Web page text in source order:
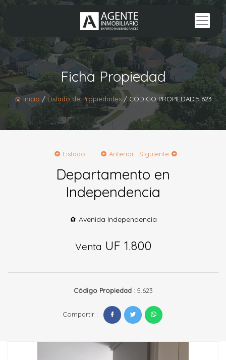
Ficha Propiedad
Inicio / Listado de Propiedades/ CÓDIGO PROPIEDAD:5.623
Listado Anterior Siguiente
Departamento en
Independencia
Avenida Independencia
Venta UF 1.800
Código Propiedad: 5.623
Compartir :